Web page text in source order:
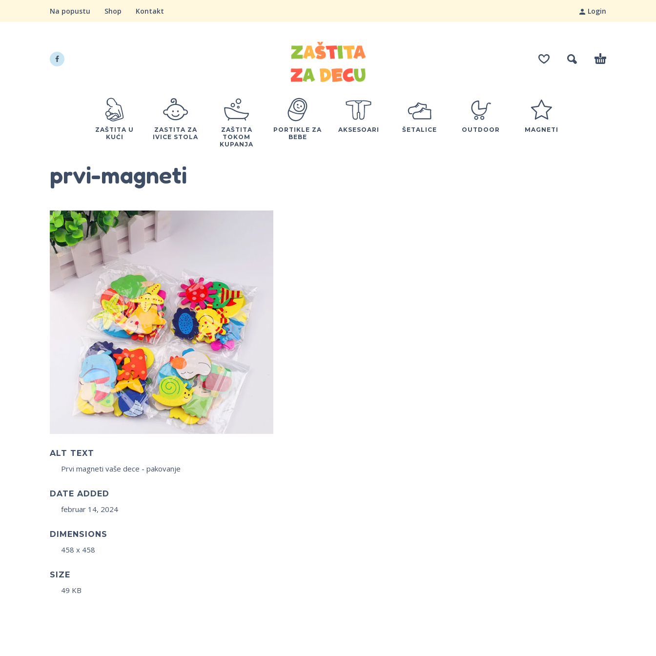
Na popustu Shop Kontakt Login
ZAŠTITA U
KUĆI
ZASTITA ZA
IVICE STOLA
ZAŠTITA
TOKOM
KUPANJA
PORTIKLE ZA
BEBE
AKSESOARI ŠETALICE OUTDOOR MAGNETI
prvi-magneti
ALT TEXT
Prvi magneti vaše dece - pakovanje
DATE ADDED
februar 14, 2024
DIMENSIONS
458 x 458
SIZE
49 KB